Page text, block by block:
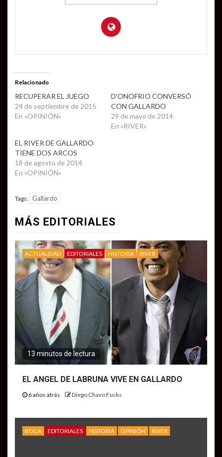
Relacionado
RECUPERAR EL JUEGO
24 de septiembre de 2015
En «OPINIÓN»
D'ONOFRIO CONVERSÓ
CON GALLARDO
29 de mayo de 2014
En «RIVER»
EL RIVER DE GALLARDO
TIENE DOS ARCOS
18 de agosto de 2014
En «OPINIÓN»
Tags: Gallardo
MÁS EDITORIALES
ACTUALIDAD EDITORIALES HISTORIA RIVER
13 minutos de lectura
EL ANGEL DE LABRUNA VIVE EN GALLARDO
6 años atrás Diego Chavo Fucks
BOCA EDITORIALES HISTORIA OPINIÓN RIVER